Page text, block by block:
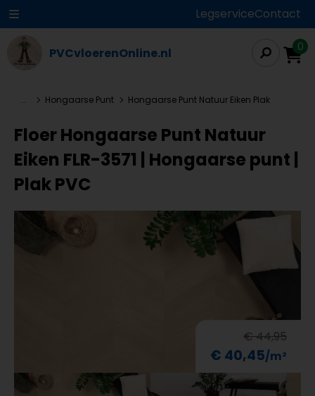
LegserviceContact
PVCvloerenOnline.nl 0
... Hongaarse Punt Hongaarse Punt Natuur Eiken Plak
Floer Hongaarse Punt Natuur
Eiken FLR-3571 | Hongaarse punt |
Plak PVC
€ 44,95
€ 40,45